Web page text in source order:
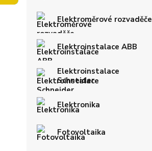
Elektroměrové rozvaděče
Elektroinstalace ABB
Elektroinstalace
Schneider
Elektronika
Fotovoltaika